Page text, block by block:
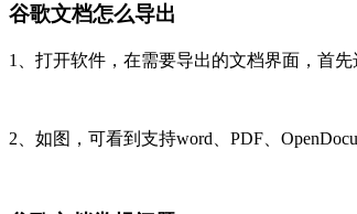
谷歌文档怎么导出
1、打开软件，在需要导出的文档界面，首
2、如图，可看到支持word、PDF、